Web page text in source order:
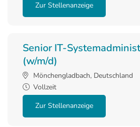
Zur Stellenanzeige
Senior IT-
(w/m/d)
Mönchengladbach, Deutschland
Vollzeit
Zur Stellenanzeige